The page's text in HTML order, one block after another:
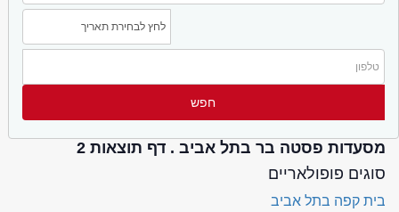
מסעדות פסטה בר בתל אביב . דף תוצאות 2
סוגים פופולאריים
בית קפה בתל אביב